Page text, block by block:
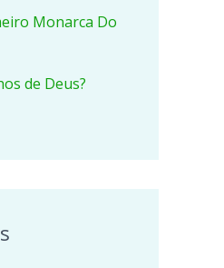
Monarca Do
de Deus?